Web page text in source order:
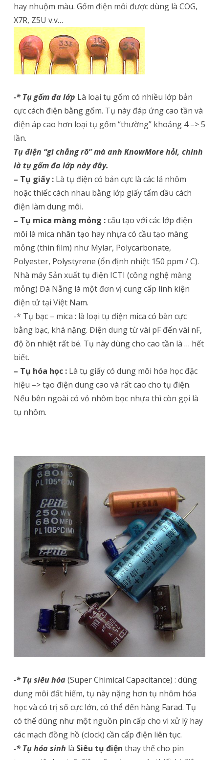
hay nhuộm màu. Gốm điện môi được dùng là COG,
X7R, Z5U v.v…
-* Tụ gốm đa lớp Là loại tụ gốm có nhiều lớp bản
cực cách điện bằng gốm. Tụ này đáp ứng cao tần và
điện áp cao hơn loại tụ gốm “thường” khoảng 4 –> 5
lần.
Tụ điện “gì chẳng rõ” mà anh KnowMore hỏi, chính
là tụ gốm đa lớp này đây.
– Tụ giấy : Là tụ điện có bản cực là các lá nhôm
hoặc thiếc cách nhau bằng lớp giấy tẩm dầu cách
điện làm dung môi.
– Tụ mica màng mỏng :cấu tạo với các lớp điện
môi là mica nhân tạo hay nhựa có cầu tạo màng
mỏng (thin film) như Mylar, Polycarbonate,
Polyester, Polystyrene (ổn định nhiệt 150 ppm / C).
Nhà máy Sản xuất tụ điện ICTI (công nghệ màng
mỏng) Đà Nẵng là một đơn vị cung cấp linh kiện
điện tử tại Việt Nam.
-* Tụ bạc – mica : là loại tụ điện mica có bàn cực
bằng bạc, khá nặng. Điện dung từ vài pF đến vài nF,
độ ồn nhiệt rất bé. Tụ này dùng cho cao tần là … hết
biết.
– Tụ hóa học : Là tụ giấy có dung môi hóa học đặc
hiệu –> tạo điện dung cao và rất cao cho tụ điện.
Nếu bên ngoài có vỏ nhôm bọc nhựa thì còn gọi là
tụ nhôm.
-* Tụ siêu hóa(Super Chimical Capacitance) : dùng
dung môi đất hiếm, tụ này nặng hơn tụ nhôm hóa
học và có trị số cực lớn, có thể đến hàng Farad. Tụ
có thể dùng như một nguồn pin cấp cho vi xử lý hay
các mạch đồng hồ (clock) cần cấp điện liên tục.
-* Tụ hóa sinh là Siêu tụ điện thay thế cho pin